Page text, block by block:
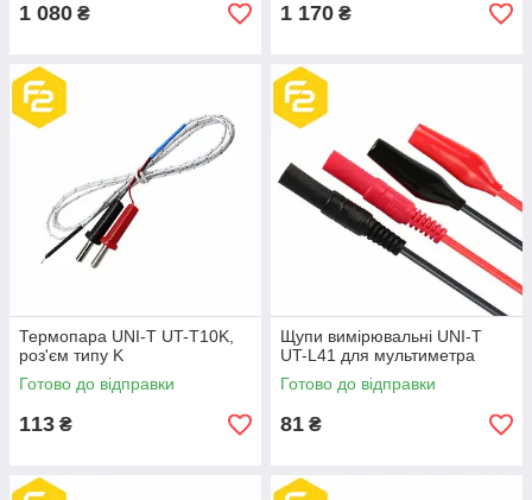
1 080 ₴ 1 170 ₴
Термопара UNI-T UT-T10K,
роз'єм типу K
Готово до відправки
113 ₴
Щупи вимірювальні UNI-T
UT-L41 для мультиметра
Готово до відправки
81 ₴